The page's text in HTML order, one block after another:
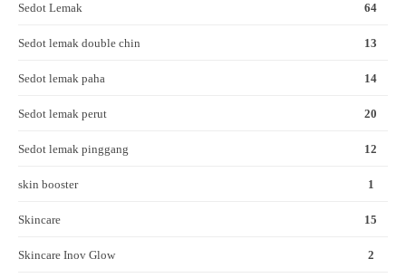
Sedot Lemak 64
Sedot lemak double chin 13
Sedot lemak paha 14
Sedot lemak perut 20
Sedot lemak pinggang 12
skin booster 1
Skincare 15
Skincare Inov Glow 2